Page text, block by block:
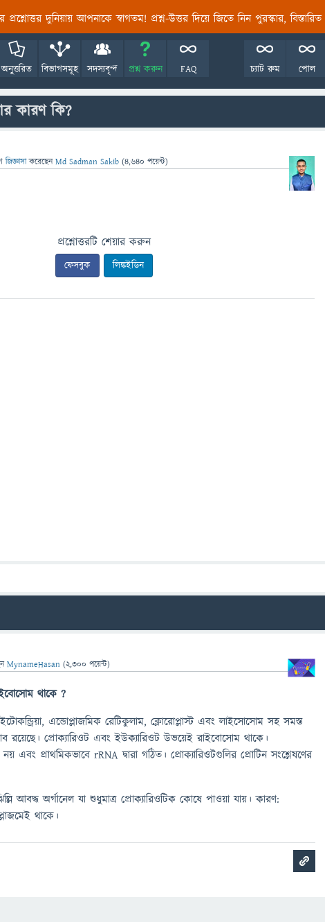
প্রশ্নোত্তর দুনিয়ায় আপনাকে স্বাগতম! প্রশ্ন-উত্তর দিয়ে জিতে নিন পুরস্কার, বিস্তারিত
অনুত্তরিত বিভাগসমূহ সদস্যবৃন্দ প্রশ্ন করুন FAQ পোল
চ্যাট রুম
কারণ কি?
জিজ্ঞাসাকরেছেনMd Sadman Sakib (4,640 পয়েন্ট)
প্রশ্নোত্তরটি শেয়ার করুন
ফেসবুক লিঙ্কইডিন
MynameHasan (2,300 পয়েন্ট)
থাকে ?
এন্ডোপ্লাজমিক রেটিকুলাম, ক্লোরোপ্লাস্ট এবং লাইসোসোম সহ সমস্ত
রয়েছে। প্রোক্যারিওট এবং ইউক্যারিওট উভয়েই রাইবোসোম থাকে।
এবং প্রাথমিকভাবে rRNA দ্বারা গঠিত। প্রোক্যারিওটগুলির প্রোটিন সংশ্লেষণের
আবদ্ধ অর্গানেল যা শুধুমাত্র প্রোক্যারিওটিক কোষে পাওয়া যায়। কারণ:
থাকে।